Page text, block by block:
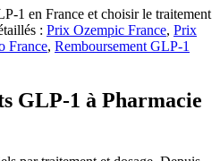
1 en France et choisir le traitement
: Prix Ozempic France, Prix
France, Remboursement GLP-1
GLP-1 à Pharmacie